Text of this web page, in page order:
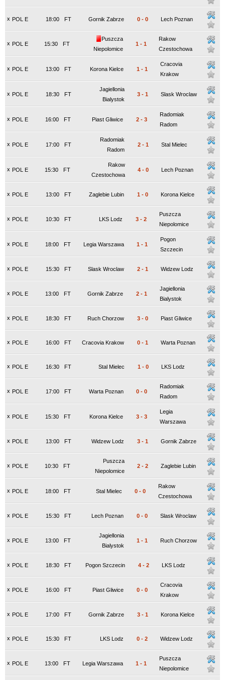
x POL E FT
18:00 Gornik Zabrze 0 - 0 Lech Poznan
x POL E FT
15:30
Puszcza
Niepolomice
1 - 1
Rakow
Czestochowa
x POL E FT
13:00 Korona Kielce 1 - 1
Cracovia
Krakow
x POL E FT
18:30
Jagiellonia
Bialystok
3 - 1 Slask Wroclaw
x POL E FT
16:00 Piast Gliwice 2 - 3
Radomiak
Radom
x POL E FT
17:00
Radomiak
Radom
2 - 1 Stal Mielec
x POL E FT
15:30
Rakow
Czestochowa
4 - 0 Lech Poznan
x POL E FT
13:00 Zaglebie Lubin 1 - 0 Korona Kielce
x POL E FT
10:30 LKS Lodz 3 - 2
Puszcza
Niepolomice
x POL E FT
18:00 Legia Warszawa 1 - 1
Pogon
Szczecin
x POL E FT
15:30 Slask Wroclaw 2 - 1 Widzew Lodz
x POL E FT
13:00 Gornik Zabrze 2 - 1
Jagiellonia
Bialystok
x POL E FT
18:30 Ruch Chorzow 3 - 0 Piast Gliwice
x POL E FT
16:00 Cracovia Krakow 0 - 1 Warta Poznan
x POL E FT
16:30 Stal Mielec 1 - 0 LKS Lodz
x POL E FT
17:00 Warta Poznan 0 - 0
Radomiak
Radom
x POL E FT
15:30 Korona Kielce 3 - 3
Legia
Warszawa
x POL E FT
13:00 Widzew Lodz 3 - 1 Gornik Zabrze
x POL E FT
10:30
Puszcza
Niepolomice
2 - 2 Zaglebie Lubin
x POL E FT
18:00 Stal Mielec 0 - 0
Rakow
Czestochowa
x POL E FT
15:30 Lech Poznan 0 - 0 Slask Wroclaw
x POL E FT
13:00
Jagiellonia
Bialystok
1 - 1 Ruch Chorzow
x POL E FT
18:30 Pogon Szczecin 4 - 2 LKS Lodz
x POL E FT
16:00 Piast Gliwice 0 - 0
Cracovia
Krakow
x POL E FT
17:00 Gornik Zabrze 3 - 1 Korona Kielce
x POL E FT
15:30 LKS Lodz 0 - 2 Widzew Lodz
x POL E FT
13:00 Legia Warszawa 1 - 1
Puszcza
Niepolomice